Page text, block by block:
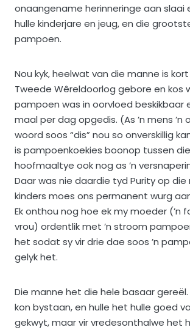
onaangename herinneringe aan slaai
hulle kinderjare en jeug, en die
pampoen.
Nou kyk, heelwat van die manne is
Tweede Wêreldoorlog gebore en kos
pampoen was in oorvloed beskikbaar
maal per dag opgedis. (As ’n mens ’n
woord soos “dis” nou so onverskillig
is pampoenkoekies boonop tussen
hoofmaaltye ook nog as ’n
Daar was nie daardie tyd Purity op die
kinders moes ons permanent wurg
Ek onthou nog hoe ek my moeder (’n
vrou) ordentlik met ’n stroom
het sodat sy vir drie dae soos ’n
gelyk het.
Die manne het die hele basaar gereël.
kon bystaan, en hulle het hulle goed
gekwyt, maar vir vredesonthalwe het